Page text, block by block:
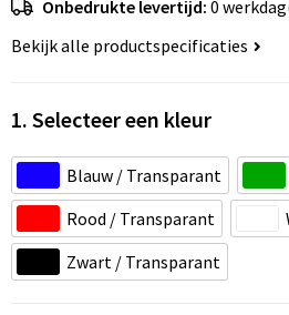
Onbedrukte levertijd: 0
Bekijk alle productspecificaties
1. Selecteer een kleur
Blauw / Transparant
Rood / Transparant
Zwart / Transparant